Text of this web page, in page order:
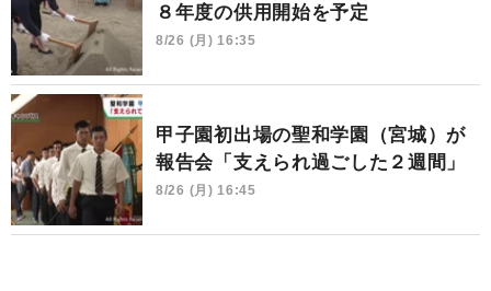
８年度の供用開始を予定
8/26 (月) 16:35
甲子園初出場の聖和学園（宮城）が
報告会「支えられ過ごした２週間」
8/26 (月) 16:45